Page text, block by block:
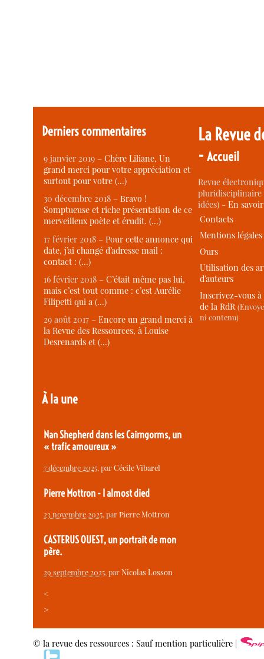
Derniers commentaires
9 janvier 2019 –Chère Liliane, Un
grand merci pour votre appréciation et
surtout pour votre (…)
30 décembre 2018 –Bravo !
Somptueuse et riche présentation de ce
merveilleux poète et érudit. (…)
17 février 2018 –Pour cette annonce qui
date, j’ai changé d’adresse mail :
contact : (…)
16 février 2018 –C’était même pas lui,
mais c’est tout comme : c’est Aurélie
Filipetti qui a (…)
29 août 2017 –Encore un grand merci à
la Revue des Ressources, à Louise
Desrenards et (…)
À la une
Nan Shepherd dans les Cairngorms, un
« trafic amoureux »
7 décembre 2025, parCécile Vibarel
Pierre Mottron - I almost died
23 novembre 2025, parPierre Mottron
CASTERUS OUEST, un portrait de mon
père.
29 septembre 2025, parNicolas Losson
<
>
La Revue
-Accueil
Revue
idées) -En
Contacts
Mentions légales
Ours
Utilisation des
d’auteurs
Inscrivez-vous
de la RdR
ni contenu)
© la revue des ressources : Sauf mention particulière |